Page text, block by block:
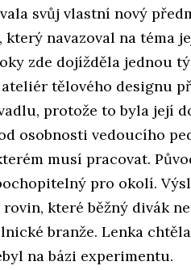
svůj vlastní nový
navazoval na téma
zde dojížděla jednou
tělového designu
protože to byla její
osobnosti vedoucího
musí pracovat.
pro okolí.
které běžný divák
branže. Lenka
na bázi experimentu.